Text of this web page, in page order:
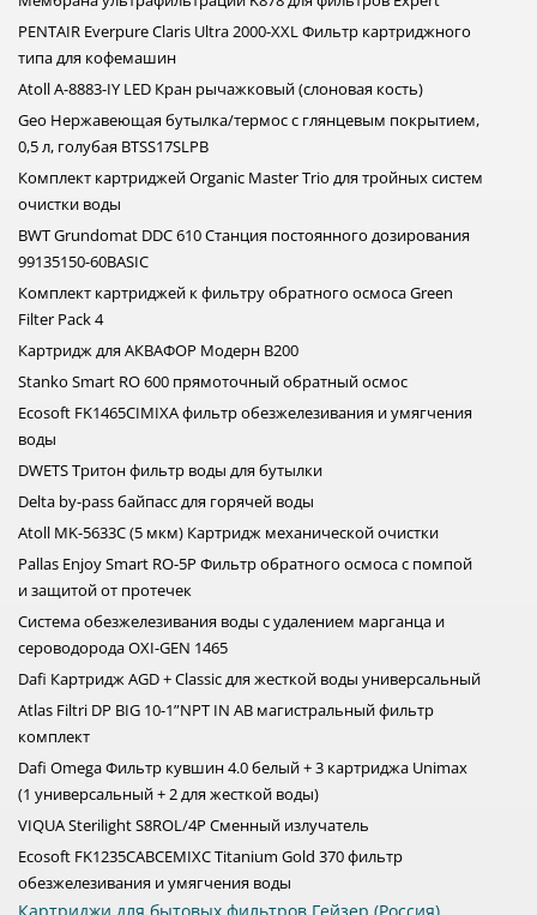
PENTAIR Everpure Claris Ultra 2000-XXL Фильтр картриджного
типа для кофемашин
Atoll A-8883-IY LED Кран рычажковый (слоновая кость)
Geo Нержавеющая бутылка/термос с глянцевым покрытием,
0,5 л, голубая BTSS17SLPB
Комплект картриджей Organic Master Trio для тройных систем
очистки воды
BWT Grundomat DDC 610 Станция постоянного дозирования
99135150-60BASIC
Комплект картриджей к фильтру обратного осмоса Green
Filter Pack 4
Картридж для АКВАФОР Модерн В200
Stanko Smart RO 600 прямоточный обратный осмос
Ecosoft FK1465CIMIXA фильтр обезжелезивания и умягчения
воды
DWETS Тритон фильтр воды для бутылки
Delta by-pass байпасс для горячей воды
Atoll MK-5633C (5 мкм) Картридж механической очистки
Pallas Enjoy Smart RO-5P Фильтр обратного осмоса с помпой
и защитой от протечек
Система обезжелезивания воды с удалением марганца и
сероводорода OXI-GEN 1465
Dafi Картридж AGD + Classic для жесткой воды универсальный
Atlas Filtri DP BIG 10-1”NPT IN AB магистральный фильтр
комплект
Dafi Omega Фильтр кувшин 4.0 белый + 3 картриджа Unimax
(1 универсальный + 2 для жесткой воды)
VIQUA Sterilight S8ROL/4P Сменный излучатель
Ecosoft FK1235CABCEMIXC Titanium Gold 370 фильтр
обезжелезивания и умягчения воды